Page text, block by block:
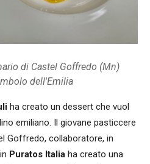
di Castel Goffredo (Mn)
dell'Emilia
ha creato un dessert che vuol
emiliano. Il giovane pasticcere
Goffredo, collaboratore, in
Puratos Italia ha creato una